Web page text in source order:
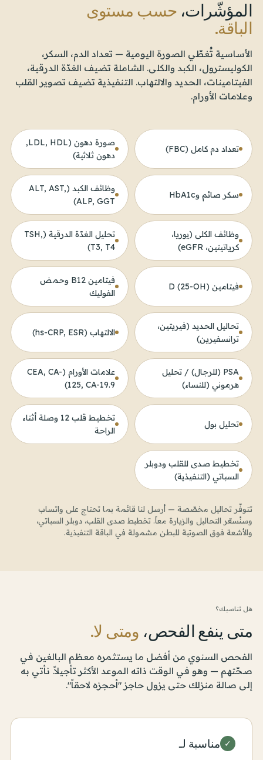
المؤشّرات، حسب مستوى
الباقة.
الأساسية تُغطّي الصورة اليومية — تعداد الدم، السكر،
الكوليسترول، الكبد والكلى. الشاملة تضيف الغدّة الدرقية،
الفيتامينات، الحديد والالتهاب. التنفيذية تضيف تصوير القلب
وعلامات الأورام.
تعداد دم كامل (FBC)
صورة دهون (LDL, HDL,
دهون ثلاثية)
سكر صائم وHbA1c
وظائف الكبد (ALT, AST,
ALP, GGT)
وظائف الكلى (يوريا،
كرياتينين، eGFR)
تحليل الغدّة الدرقية (TSH,
T3, T4)
فيتامين D (25-OH)
فيتامين B12 وحمض
الفوليك
تحاليل الحديد (فيريتين،
ترانسفيرين)
الالتهاب (hs-CRP, ESR)
PSA (للرجال) / تحليل
هرموني (للنساء)
علامات الأورام (CEA, CA-
125, CA-19.9)
تحليل بول
تخطيط قلب 12 وصلة أثناء
الراحة
تخطيط صدى للقلب ودوبلر
السباتي (التنفيذية)
تتوفّر تحاليل مخصّصة — أرسل لنا قائمة بما تحتاج على واتساب
وسنُسعّر التحاليل والزيارة معاً. تخطيط صدى القلب، دوبلر السباتي،
والأشعة فوق الصوتية للبطن مشمولة في الباقة التنفيذية.
هل تناسبك؟
متى ينفع الفحص، ومتى لا.
الفحص السنوي من أفضل ما يستثمره معظم البالغين في
صحّتهم — وهو في الوقت ذاته الموعد الأكثر تأجيلاً. نأتي به
إلى صالة منزلك حتى يزول حاجز "أحجزه لاحقاً".
✓ مناسبة لـ